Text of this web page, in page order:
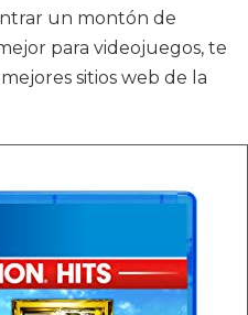
un montón de
para videojuegos, te
sitios web de la